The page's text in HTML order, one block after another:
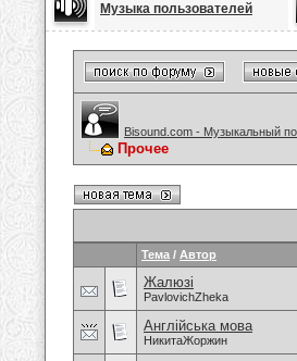
Музыка пользователей
Bisound.com - Музыкальный
Прочее
Тема / Автор
Жалюзі
PavlovichZheka
Англійська мова
НикитаЖоржин